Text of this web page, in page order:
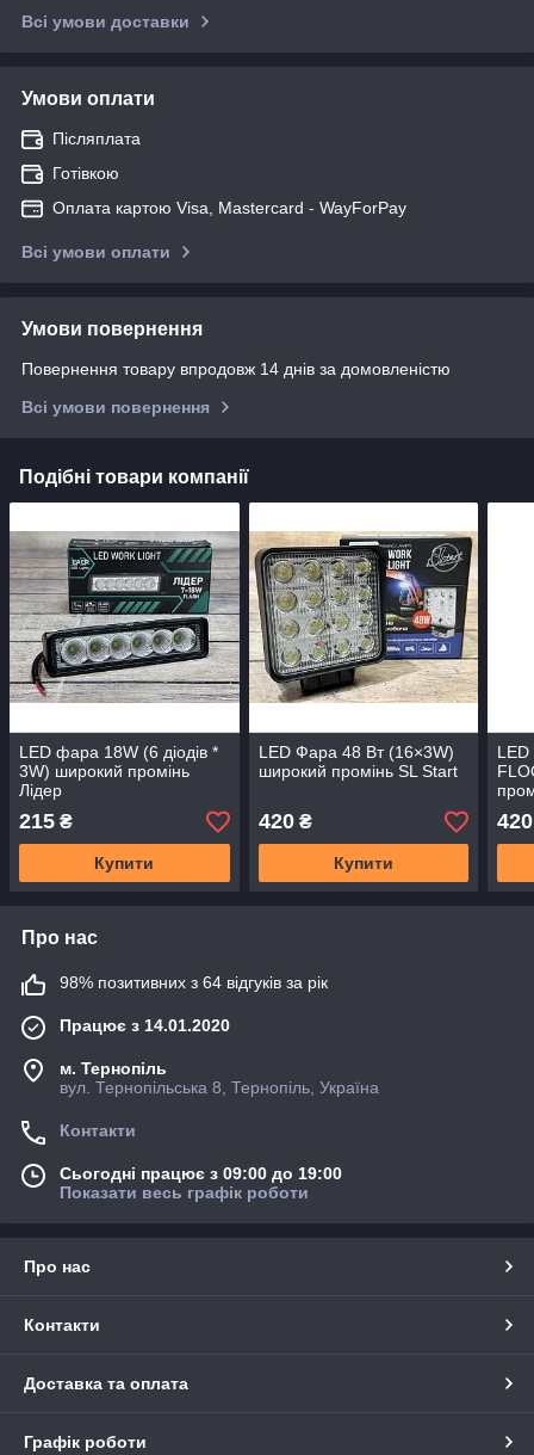
Всі умови доставки
Умови оплати
Післяплата
Готівкою
Оплата картою Visa, Mastercard - WayForPay
Всі умови оплати
Умови повернення
Повернення товару впродовж 14 днів за домовленістю
Всі умови повернення
Подібні товари компанії
LED фара 18W (6 діодів *
3W) широкий промінь
Лідер
215 ₴
Купити
LED Фара 48 Вт (16×3W)
широкий промінь SL Start
420₴
Купити
LED
420
Про нас
98% позитивних з 64 відгуків за рік
Працює з 14.01.2020
м. Тернопіль
вул. Тернопільська 8, Тернопіль, Україна
Контакти
Сьогодні працює з 09:00 до 19:00
Показати весь графік роботи
Про нас
Контакти
Доставка та оплата
Графік роботи